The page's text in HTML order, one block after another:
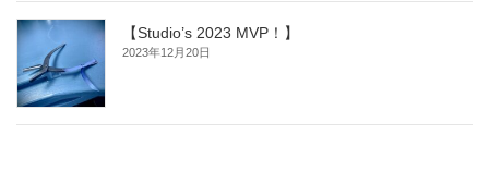
【Studio’s 2023 MVP！】
2023年12月20日